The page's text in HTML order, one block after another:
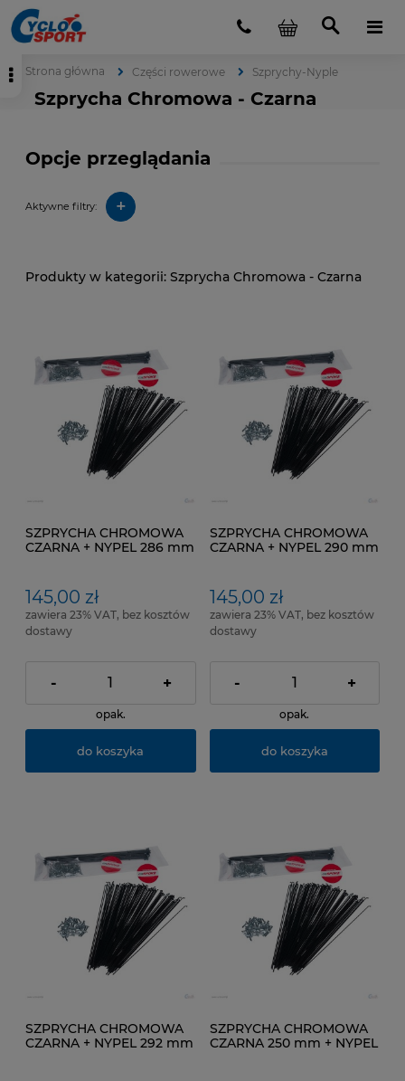
Strona główna Części rowerowe Szprychy-Nyple
Szprycha Chromowa - Czarna
Opcje przeglądania
Aktywne filtry: +
Szprycha Chromowa - Czarna
SZPRYCHA CHROMOWA
CZARNA + NYPEL 286 mm
145,00 zł
zawiera 23% VAT, bez kosztów
dostawy
- +
opak.
do koszyka
SZPRYCHA CHROMOWA
CZARNA + NYPEL 290 mm
145,00 zł
zawiera 23% VAT, bez kosztów
dostawy
- +
opak.
do koszyka
SZPRYCHA CHROMOWA
CZARNA + NYPEL 292 mm
SZPRYCHA CHROMOWA
CZARNA 250 mm + NYPEL